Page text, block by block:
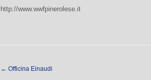
http://www.wwfpinerolese.it
← Officina Einaudi